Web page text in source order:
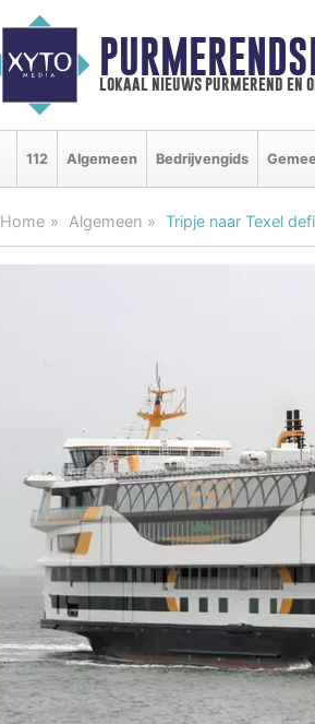
lokaal nieuws purmerend en
112 Algemeen Bedrijvengids
Home Algemeen Tripje naar Texel